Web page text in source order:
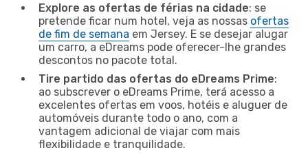
Explore as ofertas de férias na cidade: se
pretende ficar num hotel, veja as nossas ofertas
de fim de semana em Jersey. E se desejar alugar
um carro, a eDreams pode oferecer-lhe grandes
descontos no pacote total.
Tire partido das ofertas do eDreams Prime:
ao subscrever o eDreams Prime, terá acesso a
excelentes ofertas em voos, hotéis e aluguer de
automóveis durante todo o ano, com a
vantagem adicional de viajar com mais
flexibilidade e tranquilidade.